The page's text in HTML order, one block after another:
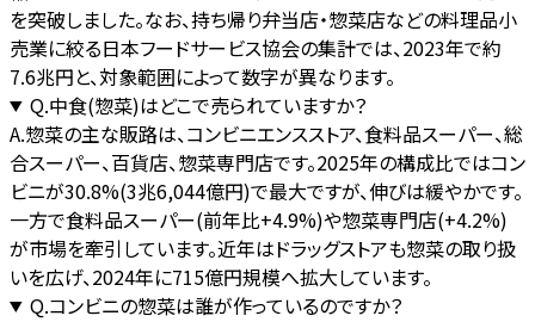
を突破しました。なお、持ち帰り弁当店・惣菜店などの料理品小
売業に絞る日本フードサービス協会の集計では、2023年で約
7.6兆円と、対象範囲によって数字が異なります。
Q.中食(惣菜)はどこで売られていますか？
A.惣菜の主な販路は、コンビニエンスストア、食料品スーパー、総
合スーパー、百貨店、惣菜専門店です。2025年の構成比ではコン
ビニが30.8%(3兆6,044億円)で最大ですが、伸びは緩やかです。
一方で食料品スーパー(前年比+4.9%)や惣菜専門店(+4.2%)
が市場を牽引しています。近年はドラッグストアも惣菜の取り扱
いを広げ、2024年に715億円規模へ拡大しています。
Q.コンビニの惣菜は誰が作っているのですか？